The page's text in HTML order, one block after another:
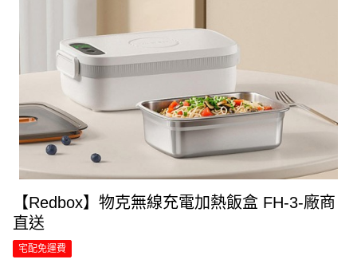
【Redbox】物克無線充電加熱飯盒 FH-3-廠商
直送
宅配免運費